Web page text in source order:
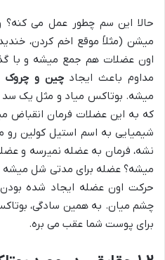
حالا این سم چطور عمل می
میشن (مثلاً موقع اخم کردن،
اون عضلات هم جمع میشه و با
مداوم باعث ایجادچین و چروک
میشه. بوتاکس میاد و مثل یک سد
که به این عضلات فرمان انقباض
شیمیایی به اسم استیل کولین رو
نشه، فرمان به عضله نمیرسه و
میشه؟ عضله برای مدتی شل میشه
حرکت اون عضله ایجاد شده
چشم میان. به همین سادگی،
برای پوست شما عقب می بره.